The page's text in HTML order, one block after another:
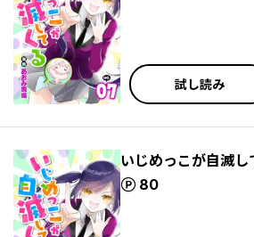
試し読み
いじめっこが自滅
80
ポイント